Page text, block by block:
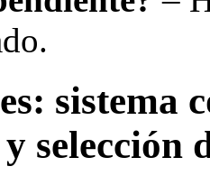
sistema
selección